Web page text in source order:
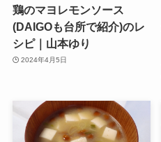
鶏のマヨレモンソース
(DAIGOも台所で紹介)のレ
シピ｜山本ゆり
2024年4月5日